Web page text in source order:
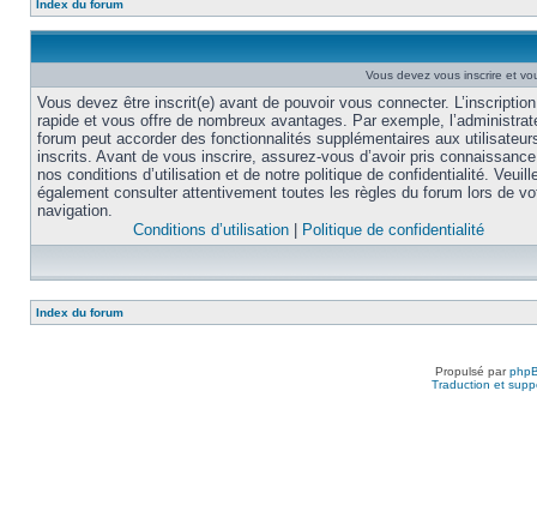
Index du forum
Vous devez vous inscrire et
Vous devez être inscrit(e) avant de pouvoir vous connecter.
rapide et vous offre de nombreux avantages. Par exemple,
forum peut accorder des fonctionnalités supplémentaires aux
inscrits. Avant de vous inscrire, assurez-vous d’avoir pris
nos conditions d’utilisation et de notre politique de confidentialité.
également consulter attentivement toutes les règles du forum lors de
navigation.
Conditions d’utilisation
Politique de confidentialité
Index du forum
Propulsé par
Traduction et